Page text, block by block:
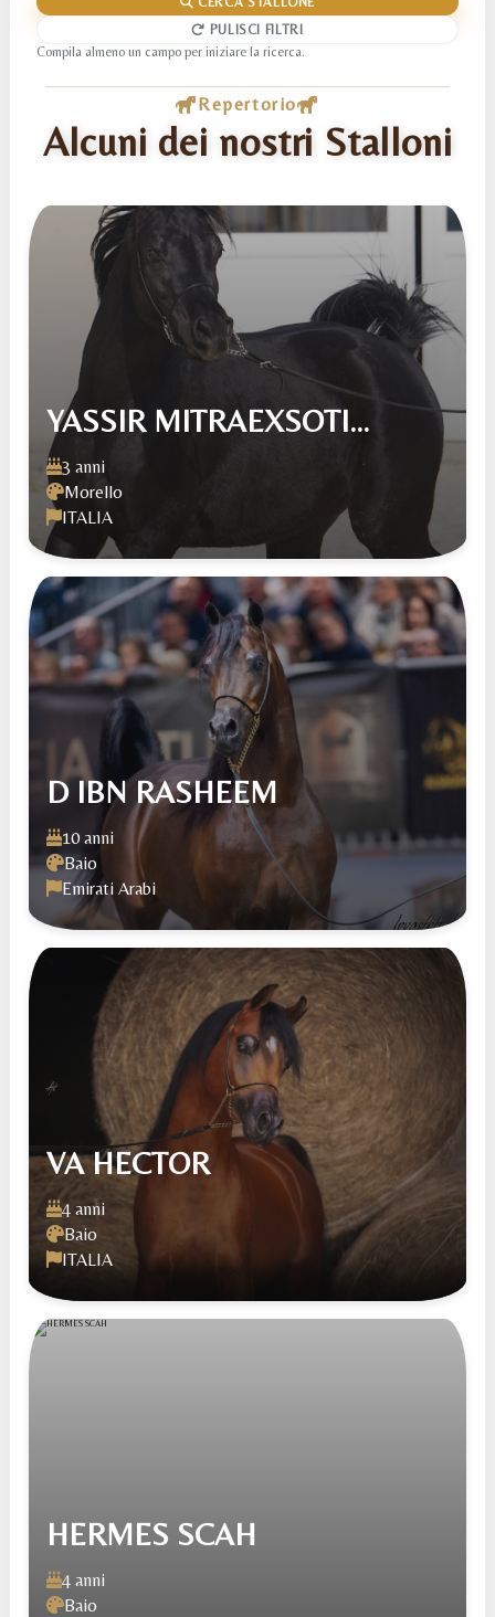
PULISCI FILTRI
Compila almeno un campo per iniziare la ricerca.
Repertorio
Alcuni dei nostri Stalloni
YASSIR MITRAEXSOTI...
3 anni
Morello
ITALIA
D IBN RASHEEM
10 anni
Baio
Emirati Arabi
VA HECTOR
4 anni
Baio
ITALIA
HERMES SCAH
4 anni
Baio